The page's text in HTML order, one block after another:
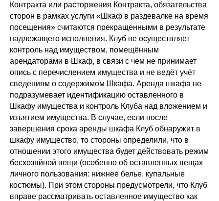
Контракта или расторжения Контракта, обязательства
сторон в рамках услуги «Шкаф в раздевалке на время
посещения» считаются прекращенными в результате
надлежащего исполнения. Клуб не осуществляет
контроль над имуществом, помещённым
арендаторами в Шкаф, в связи с чем не принимает
опись с перечислением имущества и не ведёт учёт
сведениям о содержимом Шкафа. Аренда шкафа не
подразумевает идентификацию оставленного в
Шкафу имущества и контроль Клуба над вложением и
изъятием имущества. В случае, если после
завершения срока аренды шкафа Клуб обнаружит в
шкафу имущество, то стороны определили, что в
отношении этого имущества будет действовать режим
бесхозяйной вещи (особенно об оставленных вещах
личного пользования: нижнее белье, купальные
костюмы). При этом стороны предусмотрели, что Клуб
вправе рассматривать оставленное имущество как